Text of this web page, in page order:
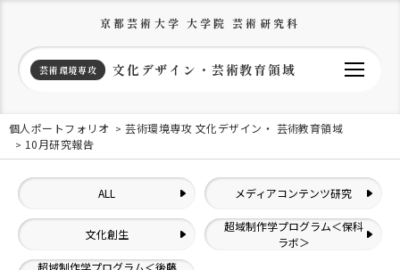
京都芸術大学 大学院 芸術研究科
芸術環境専攻 文化デザイン・芸術教育領域
個人ポートフォリオ
芸術環境専攻 文化デザイン・ 芸術教育領域
10月研究報告
ALL メディアコンテンツ研究
文化創生
超域制作学プログラム＜保科
ラボ＞
超域制作学プログラム＜後藤